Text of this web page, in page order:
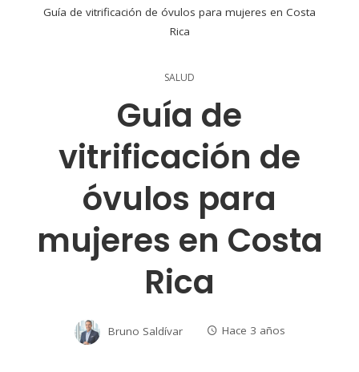
Guía de vitrificación de óvulos para mujeres en Costa
Rica
SALUD
Guía de
vitrificación de
óvulos para
mujeres en Costa
Rica
Bruno Saldívar Hace 3 años